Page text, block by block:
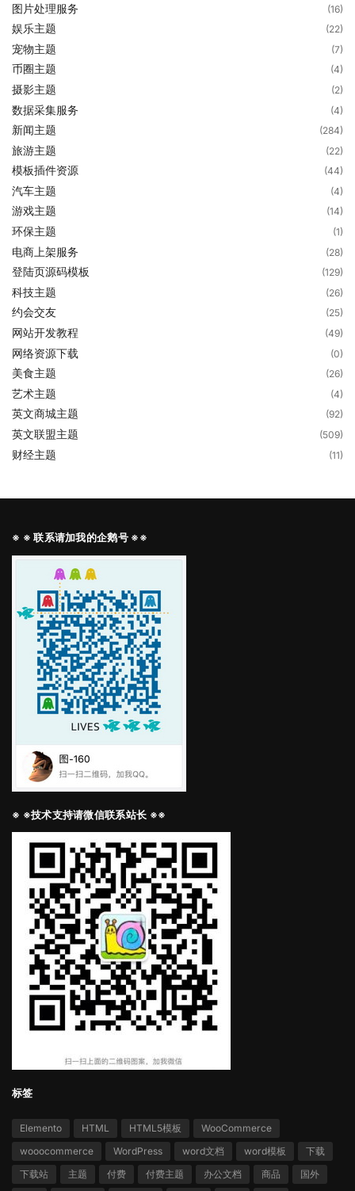
图片处理服务 (16)
娱乐主题 (22)
宠物主题 (7)
币圈主题 (4)
摄影主题 (2)
数据采集服务 (4)
新闻主题 (284)
旅游主题 (22)
模板插件资源 (44)
汽车主题 (4)
游戏主题 (14)
环保主题 (1)
电商上架服务 (28)
登陆页源码模板 (129)
科技主题 (26)
约会交友 (25)
网站开发教程 (49)
网络资源下载 (0)
美食主题 (26)
艺术主题 (4)
英文商城主题 (92)
英文联盟主题 (509)
财经主题 (11)
※ ※ 联系请加我的企鹅号 ※※
※ ※技术支持请微信联系站长 ※※
标签
Elemento HTML HTML5模板
WooCommerce
wooocommerce
WordPress word文档 word模板
下载
下载站
主题 付费 付费主题 办公文档 商品
国外